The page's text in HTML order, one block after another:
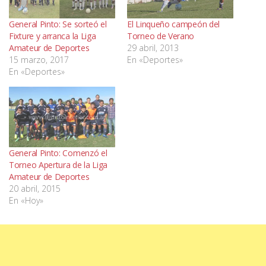
General Pinto: Se sorteó el
Fixture y arranca la Liga
Amateur de Deportes
15 marzo, 2017
En «Deportes»
El Linqueño campeón del
Torneo de Verano
29 abril, 2013
En «Deportes»
General Pinto: Comenzó el
Torneo Apertura de la Liga
Amateur de Deportes
20 abril, 2015
En «Hoy»